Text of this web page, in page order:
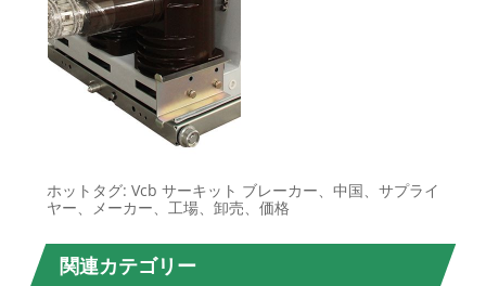
ホットタグ: Vcb サーキット ブレーカー、中国、サプライ
ヤー、メーカー、工場、卸売、価格
関連カテゴリー